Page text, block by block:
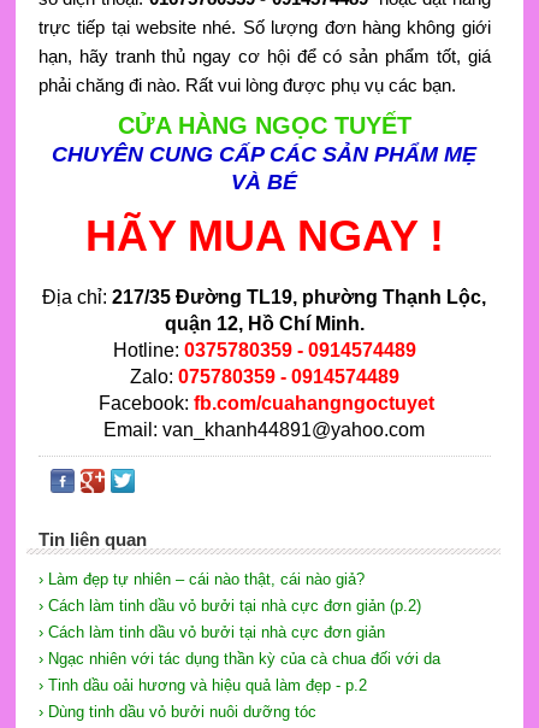
trực tiếp tại website nhé. Số lượng đơn hàng không giới
hạn, hãy tranh thủ ngay cơ hội để có sản phẩm tốt, giá
phải chăng đi nào. Rất vui lòng được phụ vụ các bạn.
CỬA HÀNG NGỌC TUYẾT
CHUYÊN CUNG CẤP CÁC SẢN PHẨM MẸ
VÀ BÉ
HÃY MUA NGAY !
Địa chỉ:217/35 Đường TL19, phường Thạnh Lộc,
quận 12, Hồ Chí Minh.
Hotline: 0375780359 - 0914574489
Zalo: 075780359 - 0914574489
Facebook: fb.com/cuahangngoctuyet
Email: van_khanh44891@yahoo.com
Tin liên quan
› Làm đẹp tự nhiên – cái nào thật, cái nào giả?
› Cách làm tinh dầu vỏ bưởi tại nhà cực đơn giản (p.2)
› Cách làm tinh dầu vỏ bưởi tại nhà cực đơn giản
› Ngạc nhiên với tác dụng thần kỳ của cà chua đối với da
› Tinh dầu oải hương và hiệu quả làm đẹp - p.2
› Dùng tinh dầu vỏ bưởi nuôi dưỡng tóc